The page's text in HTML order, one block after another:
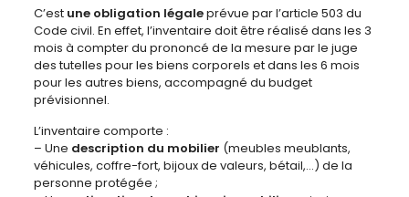
C’est une obligation légaleprévue par l’article 503 du
Code civil. En effet, l’inventaire doit être réalisé dans les 3
mois à compter du prononcé de la mesure par le juge
des tutelles pour les biens corporels et dans les 6 mois
pour les autres biens, accompagné du budget
prévisionnel.
L’inventaire comporte :
– Une description du mobilier (meubles meublants,
véhicules, coffre-fort, bijoux de valeurs, bétail,…) de la
personne protégée ;